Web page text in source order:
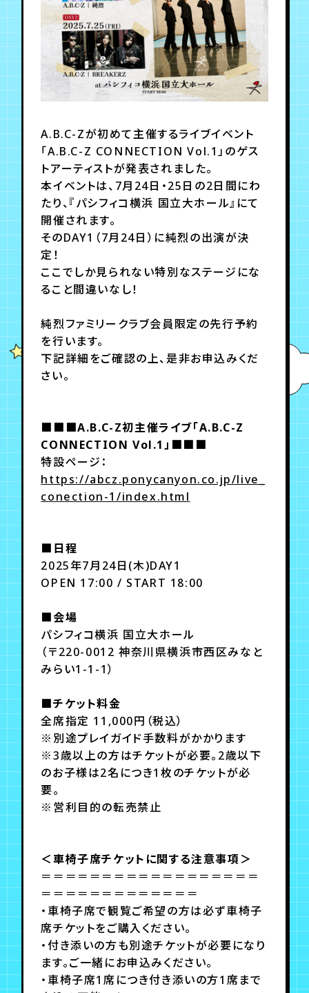
A.B.C-Zが初めて主催するライブイベント
「A.B.C-Z CONNECTION Vol.1」のゲス
トアーティストが発表されました。
本イベントは、7月24日・25日の2日間にわ
たり、『パシフィコ横浜 国立大ホール』にて
開催されます。
そのDAY1（7月24日）に純烈の出演が決
定！
ここでしか見られない特別なステージにな
ること間違いなし！
純烈ファミリークラブ会員限定の先行予約
を行います。
下記詳細をご確認の上、是非お申込みくだ
さい。
■■■A.B.C-Z初主催ライブ「A.B.C-Z
CONNECTION Vol.1」■■■
特設ページ：
https://abcz.ponycanyon.co.jp/live_
conection-1/index.html
■日程
2025年7月24日(木)DAY1
OPEN 17:00 / START 18:00
■会場
パシフィコ横浜 国立大ホール
（〒220-0012 神奈川県横浜市西区みなと
みらい1-1-1）
■チケット料金
全席指定 11,000円（税込）
※別途プレイガイド手数料がかかります
※3歳以上の方はチケットが必要。2歳以下
のお子様は2名につき1枚のチケットが必
要。
※営利目的の転売禁止
＜車椅子席チケットに関する注意事項＞
＝＝＝＝＝＝＝＝＝＝＝＝＝＝＝＝＝＝
＝＝＝＝＝＝＝＝＝＝＝＝＝
・車椅子席で観覧ご希望の方は必ず車椅子
席チケットをご購入ください。
・付き添いの方も別途チケットが必要になり
ます。ご一緒にお申込みください。
・車椅子席1席につき付き添いの方1席まで